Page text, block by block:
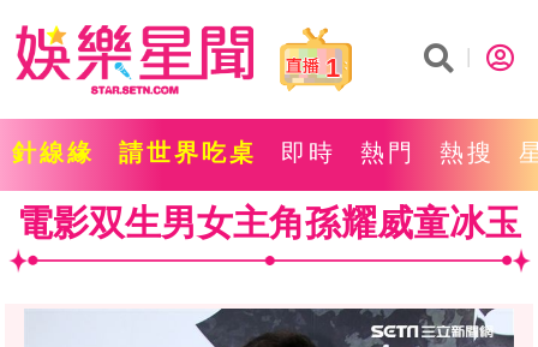
1
針線緣 請世界吃桌 即時 熱門 熱搜
電影双生男女主角孫耀威童冰玉